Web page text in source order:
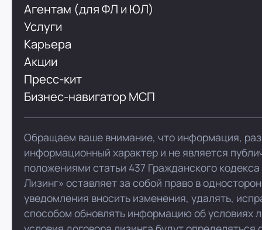
Агентам (для ФЛ и ЮЛ)
Услуги
Карьера
Акции
Пресс-кит
Бизнес-навигатор МСП
Обращаем ваше внимание, что информация,
информационный характер и не является
положениями статьи 437 Гражданского
Лизинг» оставляет за собой право в
уведомления вносить изменения, удалять,
способом обновлять информацию об условиях